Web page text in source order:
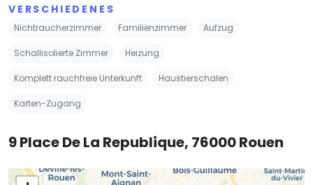
VERSCHIEDENES
Nichtraucherzimmer Familienzimmer Aufzug
Schallisolierte Zimmer Heizung
Komplett rauchfreie Unterkunft Haustierschalen
Karten-Zugang
9 Place De La Republique, 76000 Rouen